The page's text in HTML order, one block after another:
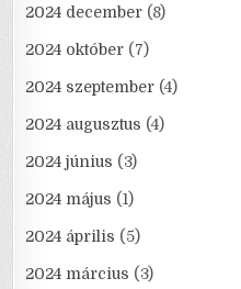
2024 december (8)
2024 október (7)
2024 szeptember (4)
2024 augusztus (4)
2024 június (3)
2024 május (1)
2024 április (5)
2024 március (3)